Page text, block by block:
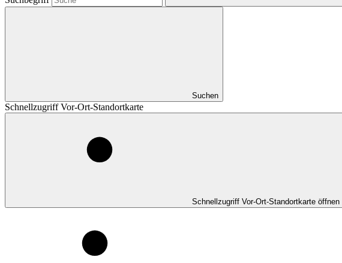
Suchen
Schnellzugriff Vor-Ort-Standortkarte
Schnellzugriff Vor-Ort-Standortkarte öffnen